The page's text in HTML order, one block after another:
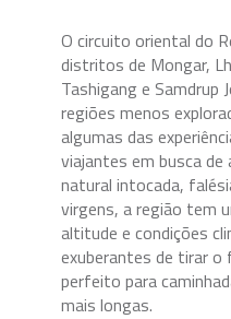
O circuito oriental do
distritos de Mongar,
Tashigang e Samdrup
regiões menos
algumas das
viajantes em busca de
natural intocada,
virgens, a região tem
altitude e condições
exuberantes de tirar o
perfeito para
mais longas.